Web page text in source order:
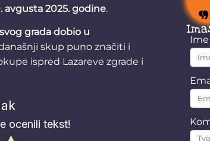
avgusta 2025. godine.
grada dobio u
skup puno značiti i
ispred Lazareve zgrade i
ocenili tekst!
Ime